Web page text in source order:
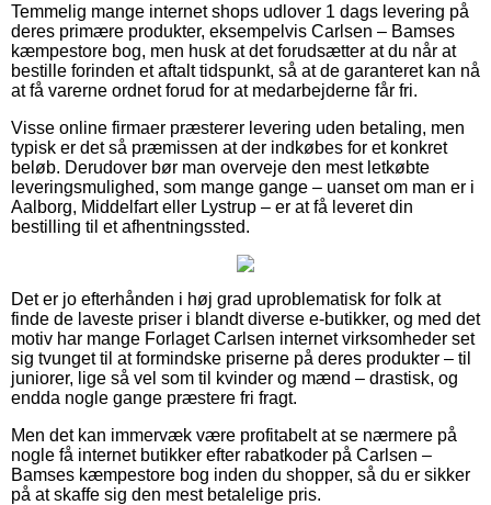
Temmelig mange internet shops udlover 1 dags levering på
deres primære produkter, eksempelvis Carlsen – Bamses
kæmpestore bog, men husk at det forudsætter at du når at
bestille forinden et aftalt tidspunkt, så at de garanteret kan nå
at få varerne ordnet forud for at medarbejderne får fri.
Visse online firmaer præsterer levering uden betaling, men
typisk er det så præmissen at der indkøbes for et konkret
beløb. Derudover bør man overveje den mest letkøbte
leveringsmulighed, som mange gange – uanset om man er i
Aalborg, Middelfart eller Lystrup – er at få leveret din
bestilling til et afhentningssted.
Det er jo efterhånden i høj grad uproblematisk for folk at
finde de laveste priser i blandt diverse e-butikker, og med det
motiv har mange Forlaget Carlsen internet virksomheder set
sig tvunget til at formindske priserne på deres produkter – til
juniorer, lige så vel som til kvinder og mænd – drastisk, og
endda nogle gange præstere fri fragt.
Men det kan immervæk være profitabelt at se nærmere på
nogle få internet butikker efter rabatkoder på Carlsen –
Bamses kæmpestore bog inden du shopper, så du er sikker
på at skaffe sig den mest betalelige pris.